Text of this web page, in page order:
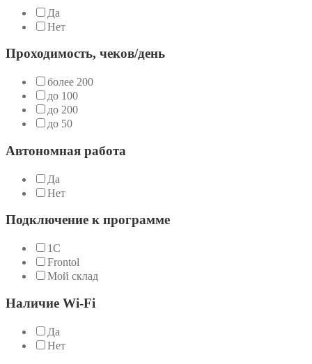
Да
Нет
Проходимость, чеков/день
более 200
до 100
до 200
до 50
Автономная работа
Да
Нет
Подключение к программе
1C
Frontol
Мой склад
Наличие Wi-Fi
Да
Нет